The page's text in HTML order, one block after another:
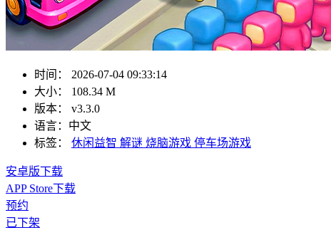
时间：
2026-07-04 09:33:14
大小：
108.34 M
版本：
v3.3.0
语言： 中文
标签：
休闲益智 解谜 烧脑游戏 停车场游戏
安卓版下载
APP Store下载
预约
已下架